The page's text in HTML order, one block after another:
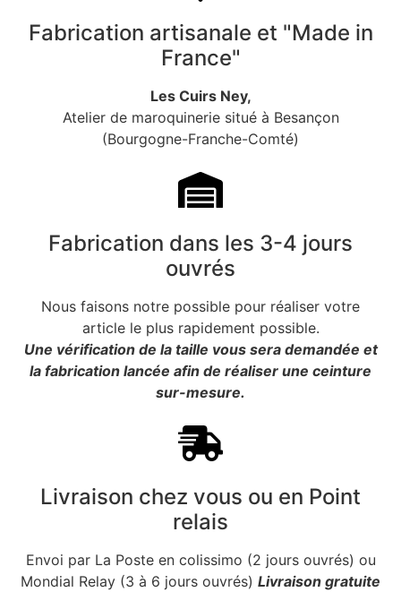
Fabrication artisanale et "Made in
France"
Les Cuirs Ney,
Atelier de maroquinerie situé à Besançon
(Bourgogne-Franche-Comté)
Fabrication dans les 3-4 jours
ouvrés
Nous faisons notre possible pour réaliser votre
article le plus rapidement possible.
Une vérification de la taille vous sera demandée et
la fabrication lancée afin de réaliser une ceinture
sur-mesure.
Livraison chez vous ou en Point
relais
Envoi par La Poste en colissimo (2 jours ouvrés) ou
Mondial Relay (3 à 6 jours ouvrés) Livraison gratuite